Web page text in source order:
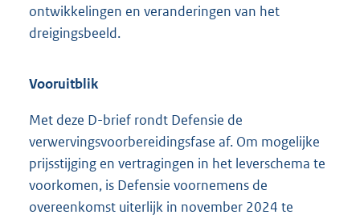
ontwikkelingen en veranderingen van het
dreigingsbeeld.
Vooruitblik
Met deze D-brief rondt Defensie de
verwervingsvoorbereidingsfase af. Om mogelijke
prijsstijging en vertragingen in het leverschema te
voorkomen, is Defensie voornemens de
overeenkomst uiterlijk in november 2024 te